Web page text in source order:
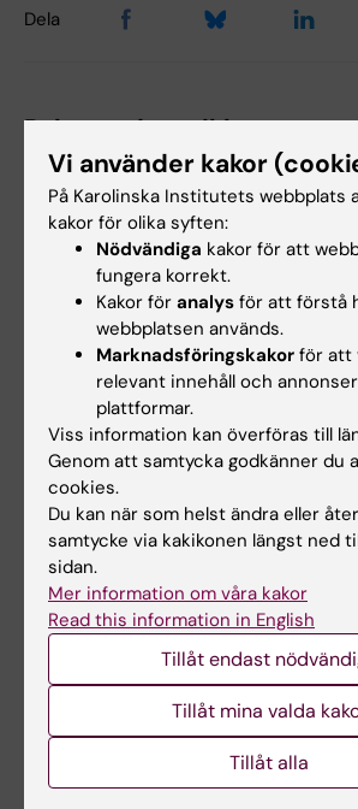
Dela
Relaterade artiklar
17 jun 2026
Nu går "sista kullen"
från gamla
läkarprogrammet ut i
yrkeslivet
När Gottfrid Rehnman och
hans kursare på det 5,5-åriga
läkarprogrammet går…
17 jun
sista
5,5-
17 jun 2026 8 jun
Vi använder kakor
På Karolinska Institutets webbplats
kakor för olika syften:
Nödvändiga kakor för att
fungera korrekt.
Kakor för analys för att förstå
webbplatsen används.
Marknadsföringskakor för att
relevant innehåll och
plattformar.
Viss information kan överföras till
Genom att samtycka godkänner du
cookies.
Du kan när som helst ändra eller
samtycke via kakikonen längst ned
sidan.
Mer information om våra kakor
Read this information in English
Tillåt endast
Tillåt mina valda
Tillåt alla